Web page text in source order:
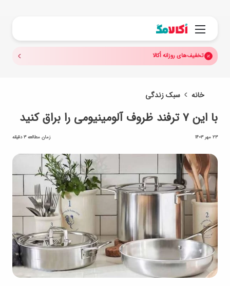
منو
تخفیف‌های روزانه اُکالا
خانه سبک زندگی
با این ۷ ترفند ظروف آلومینیومی را براق کنید
23 مهر 1403 زمان مطالعه 3 دقیقه